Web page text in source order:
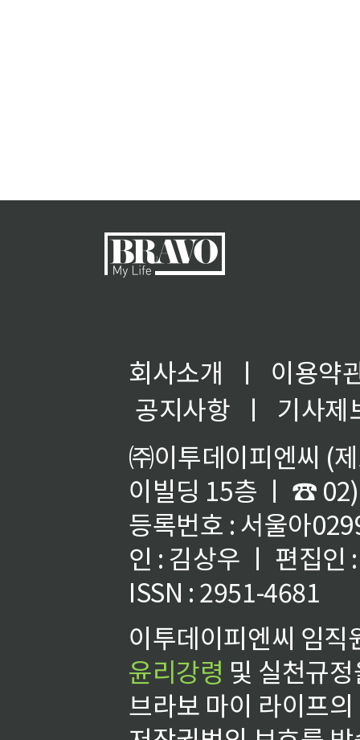
회사소개 ㅣ
이용약
공지사항
ㅣ
기사제
㈜이투데이피엔씨 (
이빌딩 15층 ㅣ ☎
등록번호 : 서울아
인 : 김상우 ㅣ 편집인
ISSN : 2951-4681
이투데이피엔씨 임
윤리강령 및 실천규
브라보 마이 라이프